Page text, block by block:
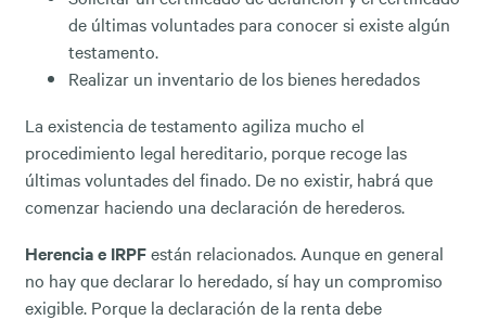
de últimas voluntades para conocer si existe algún
testamento.
Realizar un inventario de los bienes heredados
La existencia de testamento agiliza mucho el
procedimiento legal hereditario, porque recoge las
últimas voluntades del finado. De no existir, habrá que
comenzar haciendo una declaración de herederos.
Herencia e IRPFestán relacionados. Aunque en general
no hay que declarar lo heredado, sí hay un compromiso
exigible. Porque la declaración de la renta debe